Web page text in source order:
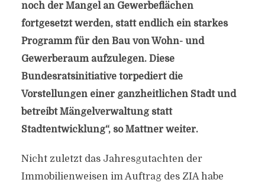
noch der Mangel an Gewerbeflächen
fortgesetzt werden, statt endlich ein starkes
Programm für den Bau von Wohn- und
Gewerberaum aufzulegen. Diese
Bundesratsinitiative torpediert die
Vorstellungen einer ganzheitlichen Stadt und
betreibt Mängelverwaltung statt
Stadtentwicklung“, so Mattner weiter.
Nicht zuletzt das Jahresgutachten der
Immobilienweisen im Auftrag des ZIA habe